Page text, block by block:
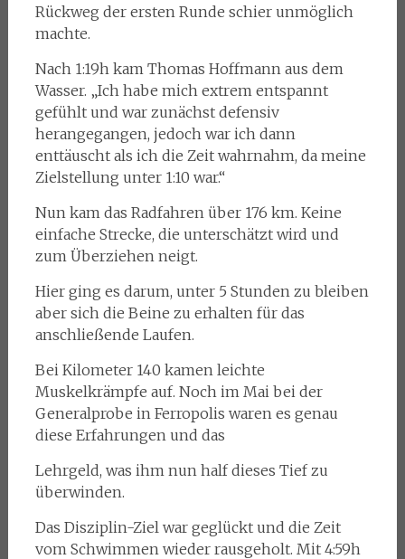
Rückweg der ersten Runde schier unmöglich
machte.
Nach 1:19h kam Thomas Hoffmann aus dem
Wasser. „Ich habe mich extrem entspannt
gefühlt und war zunächst defensiv
herangegangen, jedoch war ich dann
enttäuscht als ich die Zeit wahrnahm, da meine
Zielstellung unter 1:10 war.“
Nun kam das Radfahren über 176 km. Keine
einfache Strecke, die unterschätzt wird und
zum Überziehen neigt.
Hier ging es darum, unter 5 Stunden zu bleiben
aber sich die Beine zu erhalten für das
anschließende Laufen.
Bei Kilometer 140 kamen leichte
Muskelkrämpfe auf. Noch im Mai bei der
Generalprobe in Ferropolis waren es genau
diese Erfahrungen und das
Lehrgeld, was ihm nun half dieses Tief zu
überwinden.
Das Disziplin-Ziel war geglückt und die Zeit
vom Schwimmen wieder rausgeholt. Mit 4:59h